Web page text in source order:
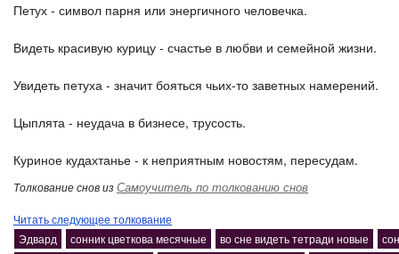
Петух - символ парня или энергичного человечка.
Видеть красивую курицу - счастье в любви и семейной жизни.
Увидеть петуха - значит бояться чьих-то заветных намерений.
Цыплята - неудача в бизнесе, трусость.
Куриное кудахтанье - к неприятным новостям, пересудам.
Толкование снов изСамоучитель по толкованию снов
Читать следующее толкование
Эдвард
сонник цветкова месячные во сне видеть тетради новые